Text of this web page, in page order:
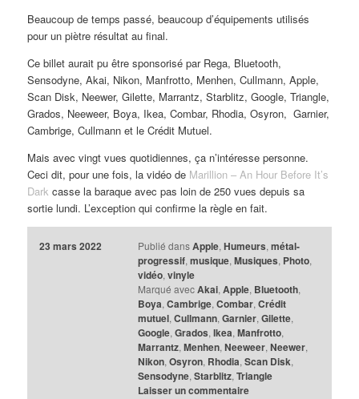
Beaucoup de temps passé, beaucoup d’équipements utilisés
pour un piètre résultat au final.
Ce billet aurait pu être sponsorisé par Rega, Bluetooth,
Sensodyne, Akai, Nikon, Manfrotto, Menhen, Cullmann, Apple,
Scan Disk, Neewer, Gilette, Marrantz, Starblitz, Google, Triangle,
Grados, Neeweer, Boya, Ikea, Combar, Rhodia, Osyron, Garnier,
Cambrige, Cullmann et le Crédit Mutuel.
Mais avec vingt vues quotidiennes, ça n’intéresse personne.
Ceci dit, pour une fois, la vidéo de Marillion – An Hour Before It’s
Dark casse la baraque avec pas loin de 250 vues depuis sa
sortie lundi. L’exception qui confirme la règle en fait.
23 mars 2022 Publié dans Apple, Humeurs, métal-
progressif, musique, Musiques, Photo,
vidéo, vinyle
Marqué avec Akai, Apple, Bluetooth,
Boya, Cambrige, Combar, Crédit
mutuel, Cullmann, Garnier, Gilette,
Google, Grados, Ikea, Manfrotto,
Marrantz, Menhen, Neeweer, Neewer,
Nikon, Osyron, Rhodia, Scan Disk,
Sensodyne, Starblitz, Triangle
Laisser un commentaire